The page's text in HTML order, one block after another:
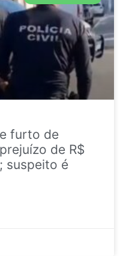
furto de
de R$
suspeito é